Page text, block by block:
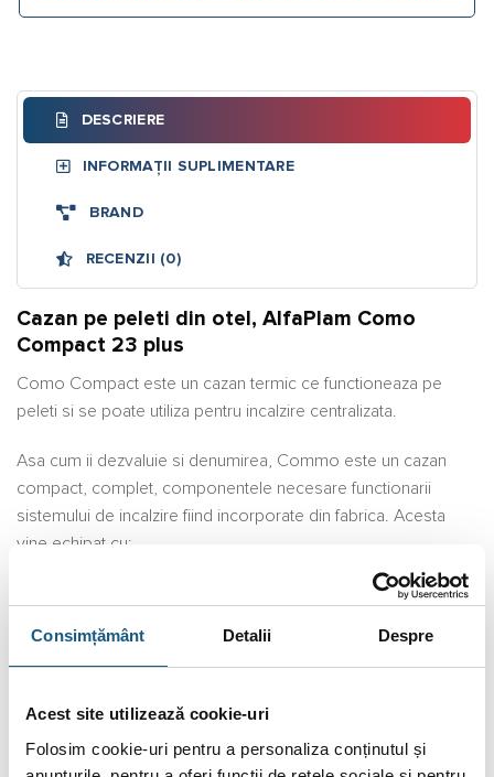
Consimțământ Detalii Despre
Acest site utilizează cookie-uri
Folosim cookie-uri pentru a personaliza conținutul și
DESCRIERE
INFORMAȚII SUPLIMENTARE
BRAND
RECENZII (0)
Cazan pe peleti din otel, AlfaPlam Como
Compact 23 plus
Como Compact este un cazan termic ce functioneaza pe
peleti si se poate utiliza pentru incalzire centralizata.
Asa cum ii dezvaluie si denumirea, Commo este un cazan
compact, complet, componentele necesare functionarii
sistemului de incalzire fiind incorporate din fabrica. Acesta
vine echipat cu:
– amplasata sub capacul sobei, pe
deschide la o presiune a apei de 2.5 bari; la acest ventil se
catre soba; iesirea supapei de siguranta, a carei racord
presiune, trebuie adus in canalizare cu ajutorul unor tevi;